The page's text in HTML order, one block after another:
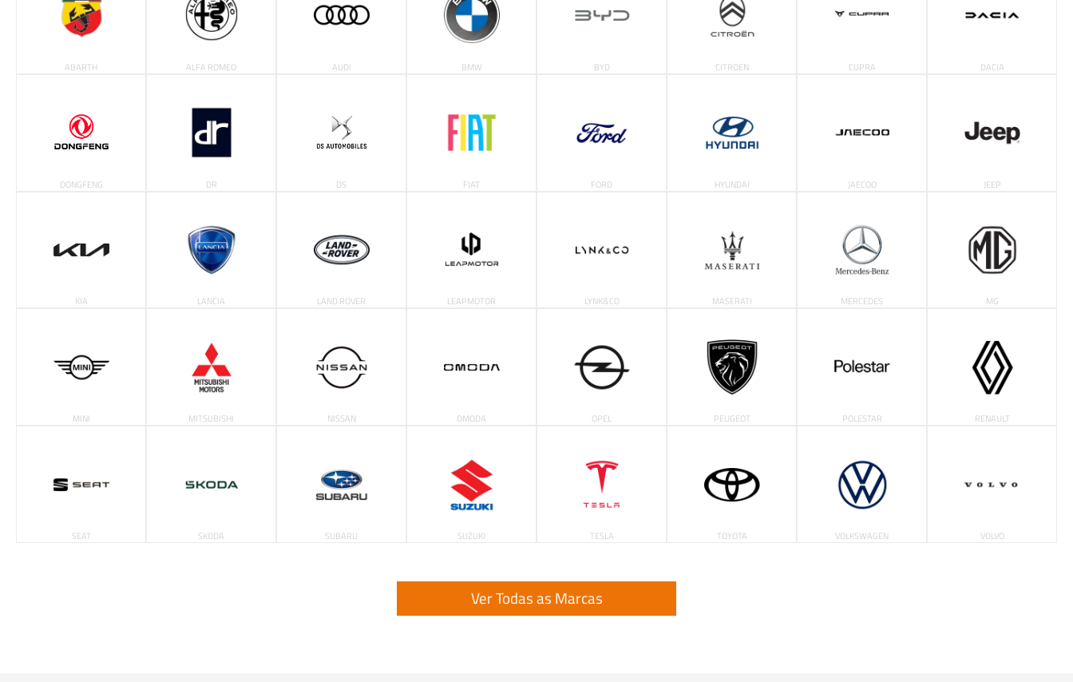
ABARTH ALFA ROMEO AUDI BMW BYD CITROEN CUPRA DACIA
DONGFENG DR DS FIAT FORD HYUNDAI JAECOO JEEP
KIA LANCIA LAND ROVER LEAPMOTOR LYNK&CO MASERATI MERCEDES MG
MINI MITSUBISHI NISSAN OMODA OPEL PEUGEOT POLESTAR RENAULT
SEAT SKODA SUBARU SUZUKI TESLA TOYOTA VOLKSWAGEN VOLVO
Ver Todas as Marcas